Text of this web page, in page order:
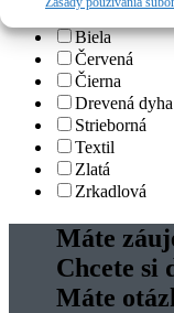
Biela
Červená
Čierna
Drevená dyha
Strieborná
Textil
Zlatá
Zrkadlová
Máte
Chcete si
Máte